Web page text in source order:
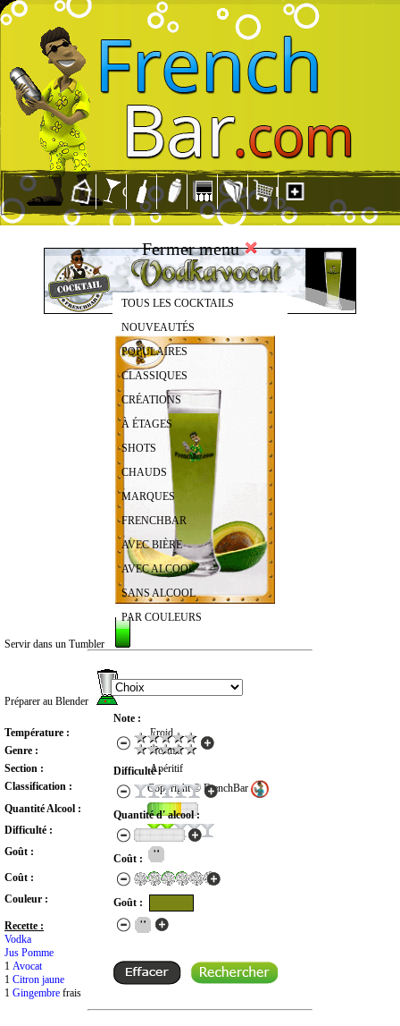
Fermer menu
TOUS LES COCKTAILS
NOUVEAUTÉS
POPULAIRES
CLASSIQUES
CRÉATIONS
À ÉTAGES
SHOTS
CHAUDS
MARQUES
FRENCHBAR
AVEC BIÈRE
AVEC ALCOOL
SANS ALCOOL
PAR COULEURS
Note :
Difficulté :
Quantité d' alcool :
Coût :
Goût :
Servir dans un Tumbler
Préparer au Blender
Température :
Froid
Genre :
Normal
Section :
Apéritif
Classification :
Copyright © FrenchBar
Quantité Alcool :
Difficulté :
Goût :
Coût :
Couleur :
Recette :
Vodka
Jus Pomme
1 Avocat
1 Citron jaune
1 Gingembre frais